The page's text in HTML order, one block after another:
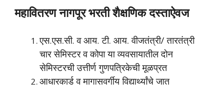
महावितरण नागपूर भरती शैक्षणिक दस्ताऐवज
एस.एस.सी. व आय. टी. आय. वीजतंत्री/ तारतंत्री
चार सेमिस्टर व कोपा या व्यवसायातील दोन
सेमिस्टरची उत्तीर्ण गुणपत्रिकेची मूळप्रत
आधारकार्ड व मागासवर्गीय विद्यार्थ्यांचे जात